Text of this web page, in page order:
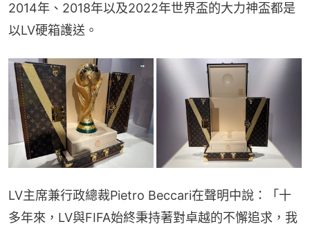
2014年、2018年以及2022年世界盃的大力神盃都是
以LV硬箱護送。
LV主席兼行政總裁Pietro Beccari在聲明中說：「十
多年來，LV與FIFA始終秉持著對卓越的不懈追求，我